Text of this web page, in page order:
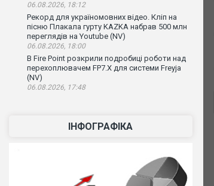
06.08.2026, 18:12
Рекорд для україномовних відео. Кліп на
пісню Плакала гурту KAZKA набрав 500 млн
переглядів на Youtube (NV)
06.08.2026, 18:00
В Fire Point розкрили подробиці роботи над
перехоплювачем FP7.X для системи Freyja
(NV)
06.08.2026, 17:48
ІНФОГРАФІКА